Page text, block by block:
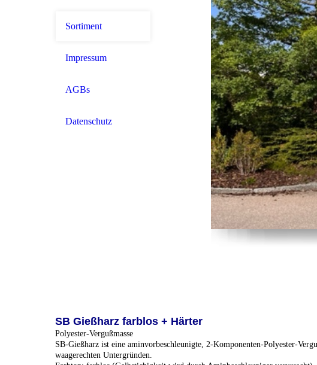
Sortiment
Impressum
AGBs
Datenschutz
SB Gießharz farblos + Härter
Polyester-Vergußmasse
SB-Gießharz ist eine aminvorbeschleunigte, 2-Komponenten-Polyester-
waagerechten Untergründen.